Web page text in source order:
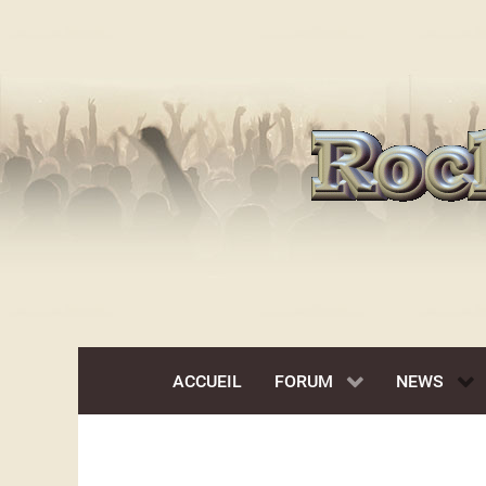
ACCUEIL FORUM NEWS